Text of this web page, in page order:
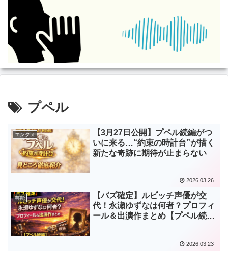
プペル
エンタメ
【3月27日公開】プペル続編がつ
いに来る…“約束の時計台”が描く
新たな奇跡に期待が止まらない
2026.03.26
芸能
【バズ確定】ルビッチ声優が交
代！永瀬ゆずなは何者？プロフィ
ール＆出演作まとめ【プペル続
2026.03.23